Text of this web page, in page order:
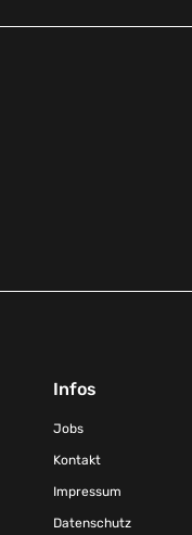
Infos
Jobs
Kontakt
Impressum
Datenschutz